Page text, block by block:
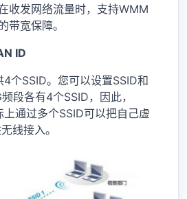
收发网络流量时，支持WMM
带宽保障。
ID
个SSID。您可以设置SSID和
段各有4个SSID，因此，
通过多个SSID可以把自己虚
线接入。